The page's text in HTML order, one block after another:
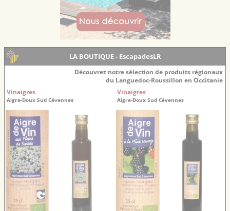
LA BOUTIQUE - EscapadesLR
Découvrez notre sélection de produits régionaux
du Languedoc-Roussillon en Occitanie
Vinaigres
Aigre-Doux Sud Cévennes
Vinaigres
Aigre-Doux Sud Cévennes